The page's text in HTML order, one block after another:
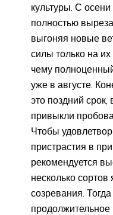
культуры. С
полностью
выгоняя новые
силы только на
чему
уже в августе.
это поздний
привыкли
Чтобы
пристрастия в
рекомендуется
несколько
созревания.
продолжительное